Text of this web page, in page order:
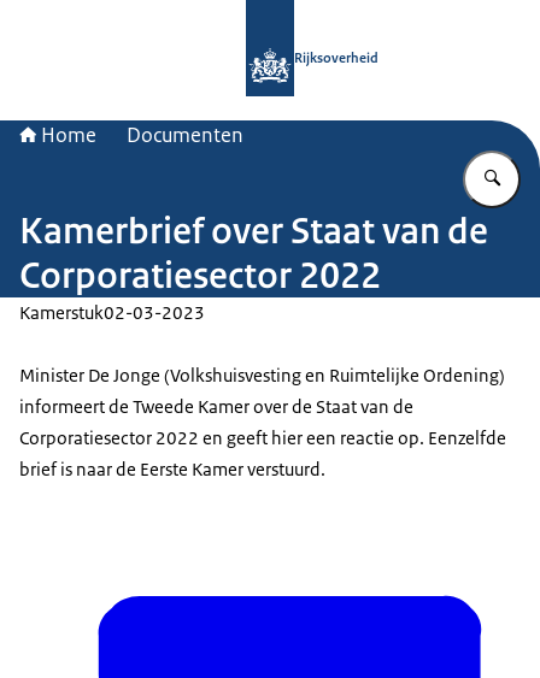
Rijksoverheid
Home Documenten
Kamerbrief over Staat van de
Corporatiesector 2022
Kamerstuk02-03-2023
Minister De Jonge (Volkshuisvesting en Ruimtelijke Ordening)
informeert de Tweede Kamer over de Staat van de
Corporatiesector 2022 en geeft hier een reactie op. Eenzelfde
brief is naar de Eerste Kamer verstuurd.